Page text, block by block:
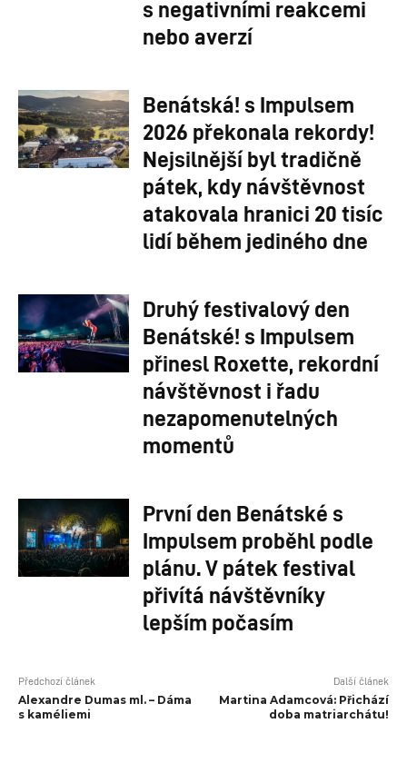
s negativními reakcemi
nebo averzí
Benátská! s Impulsem
2026 překonala rekordy!
Nejsilnější byl tradičně
pátek, kdy návštěvnost
atakovala hranici 20 tisíc
lidí během jediného dne
Druhý festivalový den
Benátské! s Impulsem
přinesl Roxette, rekordní
návštěvnost i řadu
nezapomenutelných
momentů
První den Benátské s
Impulsem proběhl podle
plánu. V pátek festival
přivítá návštěvníky
lepším počasím
Předchozí článek
Alexandre Dumas ml. – Dáma
s kaméliemi
Další článek
Martina Adamcová: Přichází
doba matriarchátu!